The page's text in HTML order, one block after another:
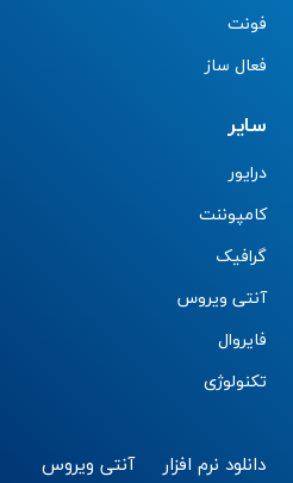
فونت
فعال ساز
سایر
درایور
کامپوننت
گرافیک
آنتی ویروس
فایروال
تکنولوژی
دانلود نرم افزار
آنتی ویروس